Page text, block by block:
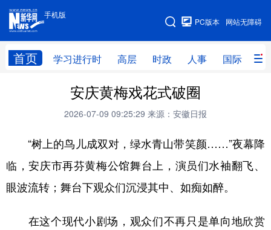
手机版
网站无障碍
PC版本
首页 学习进行时 高层 时政 人事 国际 财
手机版
网站地图
高层 时政
财经 网评
台湾 思客智库 全球连线 教育
科技 科创 量子 体育
文化 书画 健康 军事
访谈 视频 图片 政务
安庆黄梅戏花式破圈
2026-07-09 09:25:29 来源：安徽日报
“树上的鸟儿成双对，绿水青山带笑颜……”夜幕降
临，安庆市再芬黄梅公馆舞台上，演员们水袖翻飞、
眼波流转；舞台下观众们沉浸其中、如痴如醉。
在这个现代小剧场，观众们不再只是单向地欣赏